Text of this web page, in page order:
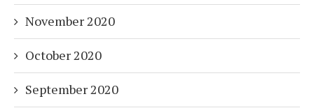
November 2020
October 2020
September 2020